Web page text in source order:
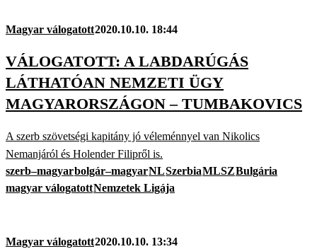
Magyar válogatott2020.10.10. 18:44
VÁLOGATOTT: A LABDARÚGÁS
LÁTHATÓAN NEMZETI ÜGY
MAGYARORSZÁGON – TUMBAKOVICS
A szerb szövetségi kapitány jó véleménnyel van Nikolics
Nemanjáról és Holender Filipről is.
szerb–magyarbolgár–magyarNLSzerbiaMLSZBulgária
magyar válogatottNemzetek Ligája
Magyar válogatott2020.10.10. 13:34